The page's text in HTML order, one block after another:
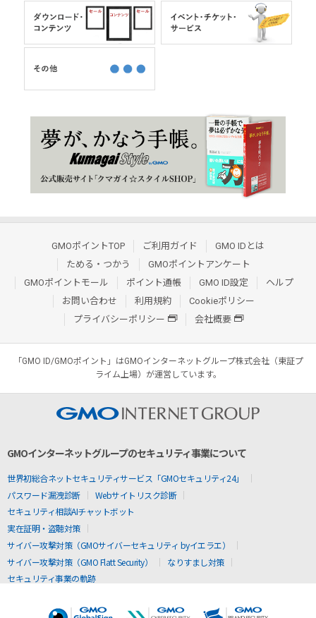
GMOポイントTOP ご利用ガイド
GMO IDとは
ためる・つかう
GMOポイントアンケート
GMOポイントモール
ポイント通帳 GMO ID設定
ヘルプ
お問い合わせ
利用規約
Cookieポリシー
プライバシーポリシー
会社概要
「GMO ID/GMOポイント」はGMOインターネットグループ株式会社（東証プ
ライム上場）が運営しています。
GMOインターネットグループのセキュリティ事業について
世界初総合ネットセキュリティサービス「GMOセキュリティ24」
パスワード漏洩診断
Webサイトリスク診断
セキュリティ相談AIチャットボット
実在証明・盗聴対策
サイバー攻撃対策（GMOサイバーセキュリティ byイエラエ）
サイバー攻撃対策（GMO Flatt Security）
なりすまし対策
セキュリティ事業の軌跡